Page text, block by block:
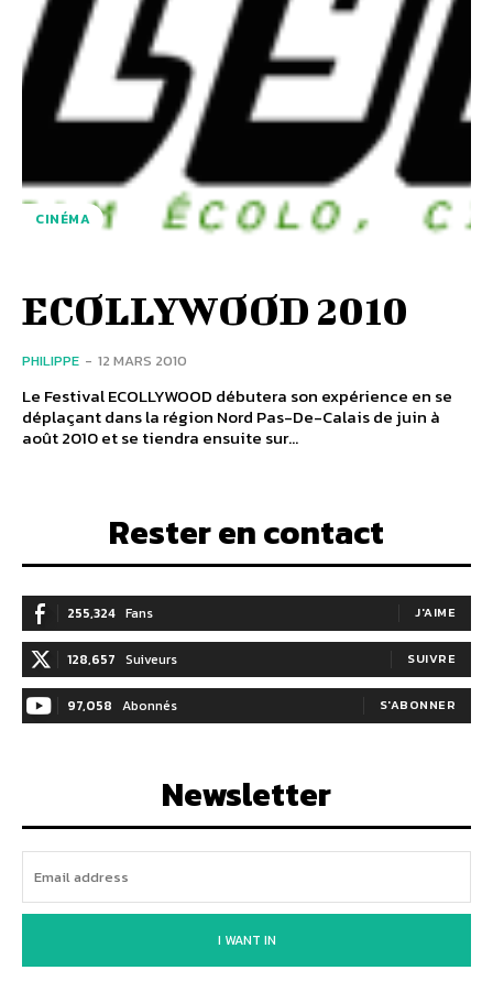
CINÉMA
ECOLLYWOOD 2010
PHILIPPE - 12 MARS 2010
Le Festival ECOLLYWOOD débutera son expérience en se
déplaçant dans la région Nord Pas-De-Calais de juin à
août 2010 et se tiendra ensuite sur...
Rester en contact
255,324 Fans J'AIME
128,657 Suiveurs SUIVRE
97,058 Abonnés S'ABONNER
Newsletter
I WANT IN